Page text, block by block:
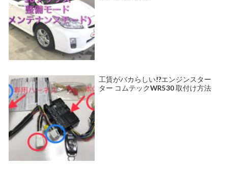
工賃がバカらしい!?エンジンスター
ター コムテックWR530 取付け方法